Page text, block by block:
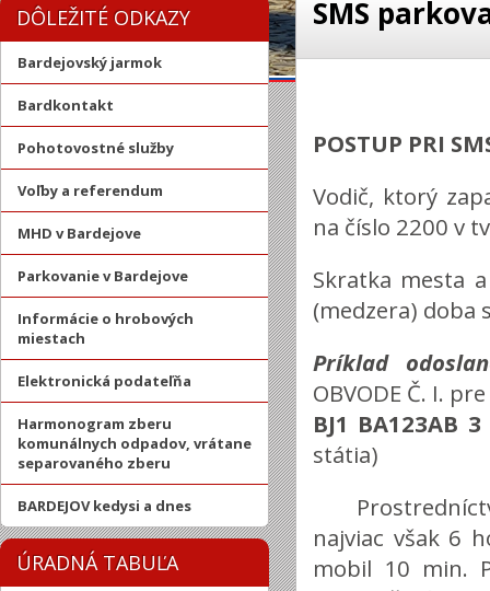
DÔLEŽITÉ ODKAZY
Bardejovský jarmok
Bardkontakt
Pohotovostné služby
Voľby a referendum
MHD v Bardejove
Parkovanie v Bardejove
Informácie o hrobových
miestach
Elektronická podateľňa
Harmonogram zberu
komunálnych odpadov, vrátane
separovaného zberu
BARDEJOV kedysi a dnes
ÚRADNÁ TABUĽA
SMS
POSTUP PRI
Vodič, ktorý
na číslo 2200 v
Skratka mesta
(medzera) doba
Príklad
OBVODE Č. I.
BJ1 BA123AB 3
státia)
najviac však 6
mobil 10 min.